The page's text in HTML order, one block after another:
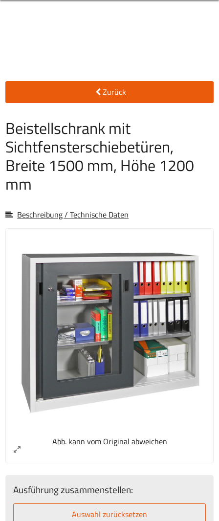
Zurück
Beistellschrank mit
Sichtfensterschiebetüren,
Breite 1500 mm, Höhe 1200
mm
Beschreibung / Technische Daten
Abb. kann vom Original abweichen
Ausführung zusammenstellen:
Auswahl zurücksetzen